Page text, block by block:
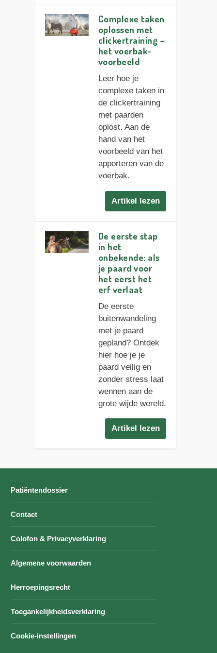
Complexe taken
oplossen met
clickertraining –
het voerbak-
voorbeeld
Leer hoe je
complexe taken in
de clickertraining
met paarden
oplost. Aan de
hand van het
voorbeeld van het
apporteren van de
voerbak.
Artikel lezen
De eerste stap
in het
onbekende: als
je paard voor
het eerst het
erf verlaat
De eerste
buitenwandeling
met je paard
gepland? Ontdek
hier hoe je je
paard veilig en
zonder stress laat
wennen aan de
grote wijde wereld.
Artikel lezen
Patiëntendossier
Contact
Colofon & Privacyverklaring
Algemene voorwaarden
Herroepingsrecht
Toegankelijkheidsverklaring
Cookie-instellingen